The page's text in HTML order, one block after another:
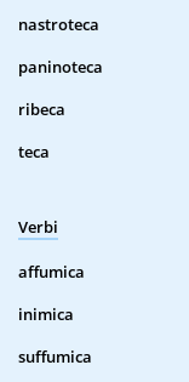
nastroteca
paninoteca
ribeca
teca
Verbi
affumica
inimica
suffumica